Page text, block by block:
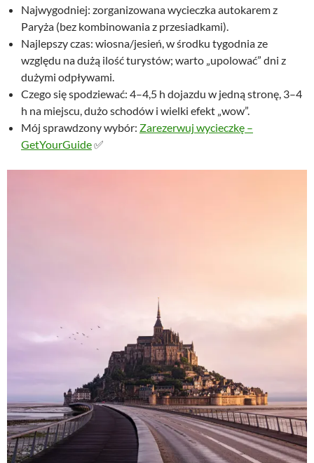
Najwygodniej: zorganizowana wycieczka autokarem z
Paryża (bez kombinowania z przesiadkami).
Najlepszy czas: wiosna/jesień, w środku tygodnia ze
względu na dużą ilość turystów; warto „upolować” dni z
dużymi odpływami.
Czego się spodziewać: 4–4,5 h dojazdu w jedną stronę, 3–4
h na miejscu, dużo schodów i wielki efekt „wow”.
Mój sprawdzony wybór: Zarezerwuj wycieczkę –
GetYourGuide✅